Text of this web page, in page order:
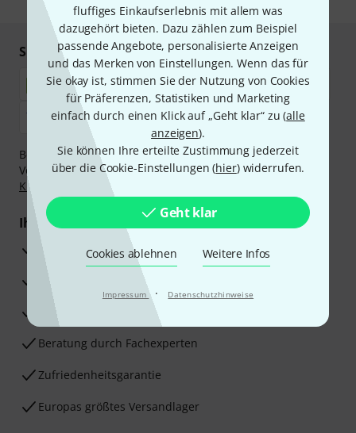
fluffiges Einkaufserlebnis mit allem was
dazugehört bieten. Dazu zählen zum Beispiel
passende Angebote, personalisierte Anzeigen
und das Merken von Einstellungen. Wenn das für
Sie okay ist, stimmen Sie der Nutzung von Cookies
für Präferenzen, Statistiken und Marketing
einfach durch einen Klick auf „Geht klar“ zu (alle
anzeigen).
Sie können Ihre erteilte Zustimmung jederzeit
über die Cookie-Einstellungen (hier) widerrufen.
Geht klar
Cookies ablehnen Weitere Infos
Impressum · Datenschutzhinweise
Sicher einkaufen & bezahlen
Bezahlen Sie vertraulich und sicher per Nachnahme,
Vorkasse, PayPal, Amazon Pay,Klarna Sofort bezahlen
Klarna Ratenzahlung
Ihre Vorteile
3 Jahre Thomann Garantie
30 Tage Money-Back-Garantie
Beratung durch Fachexperten
Zufriedenheitsgarantie
Europas größtes Versandlager